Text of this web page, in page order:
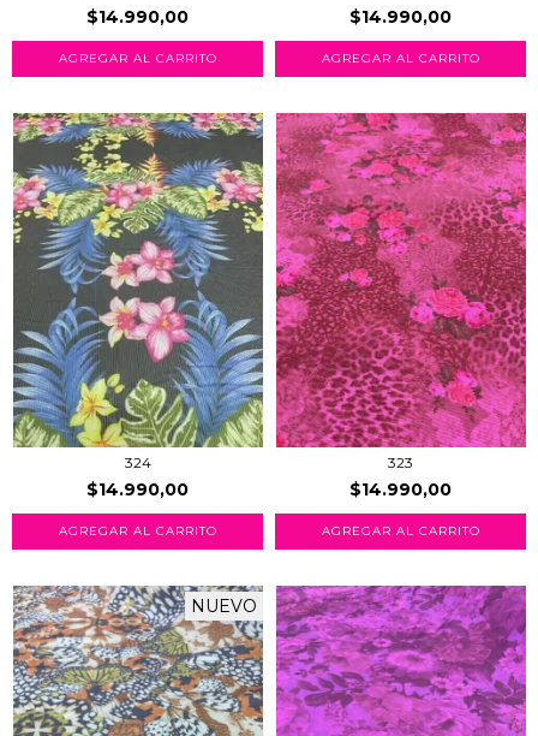
$14.990,00 $14.990,00
AGREGAR AL CARRITO
324
$14.990,00
AGREGAR AL CARRITO
323
$14.990,00
AGREGAR AL CARRITO
NUEVO